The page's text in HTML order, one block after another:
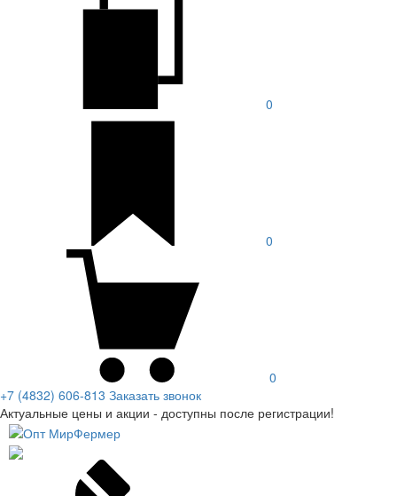
0
0
0
+7 (4832) 606-813 Заказать звонок
Актуальные цены и акции - доступны после регистрации!